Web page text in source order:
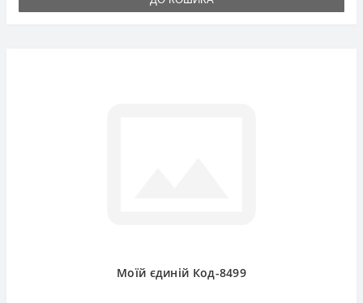
Моїй єдиній Код-8499